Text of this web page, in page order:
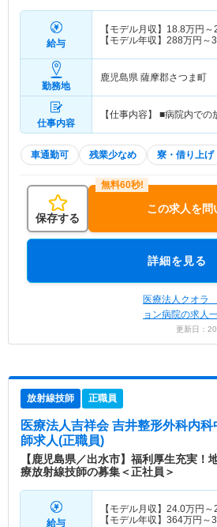
給与
【モデル月収】 18.8万円～
【モデル年収】 288万円～
勤務地
鹿児島県 薩摩郡さつま町
仕事内容
【仕事内容】 ■病院内で
車通勤可 残業少なめ 寮・借り上げ
保存する
この求人を問
詳細を見る
医療法人クオラ
ョン病院の求人
更新日：
放射線技師 正職員
医療法人吉祥会 吉井整形外科内科
師求人(正職員)
【鹿児島県／出水市】福利厚生充実！
療放射線技師の募集＜正社員＞
給与
【モデル月収】 24.0万円～
【モデル年収】 364万円～